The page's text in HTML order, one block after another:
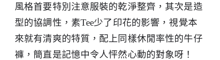
風格首要特別注意服裝的乾淨整齊，其次是造
型的協調性，素Tee少了印花的影響，視覺本
來就有清爽的特質，配上同樣休閒率性的牛仔
褲，簡直是記憶中令人怦然心動的對象呀！